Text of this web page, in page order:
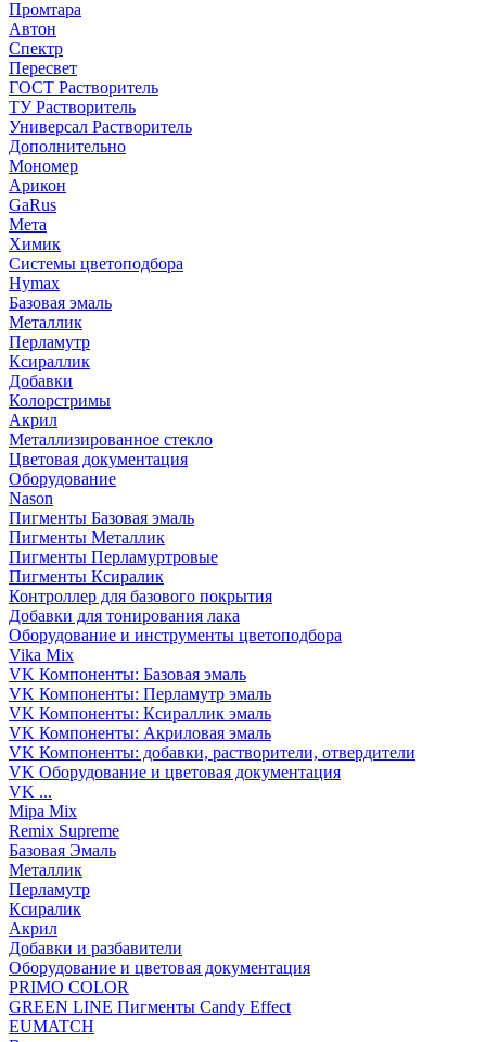
Промтара
Автон
Спектр
Пересвет
ГОСТ Растворитель
ТУ Растворитель
Универсал Растворитель
Дополнительно
Мономер
Арикон
GaRus
Мета
Химик
Системы цветоподбора
Hymax
Базовая эмаль
Металлик
Перламутр
Ксираллик
Добавки
Колорстримы
Акрил
Металлизированное стекло
Цветовая документация
Оборудование
Nason
Пигменты Базовая эмаль
Пигменты Металлик
Пигменты Перламуртровые
Пигменты Ксиралик
Контроллер для базового покрытия
Добавки для тонирования лака
Оборудование и инструменты цветоподбора
Vika Mix
VK Компоненты: Базовая эмаль
VK Компоненты: Перламутр эмаль
VK Компоненты: Ксираллик эмаль
VK Компоненты: Акриловая эмаль
VK Компоненты: добавки, растворители, отвердители
VK Оборудование и цветовая документация
VK ...
Mipa Mix
Remix Supreme
Базовая Эмаль
Металлик
Перламутр
Ксиралик
Акрил
Добавки и разбавители
Оборудование и цветовая документация
PRIMO COLOR
GREEN LINE Пигменты Candy Effect
EUMATCH